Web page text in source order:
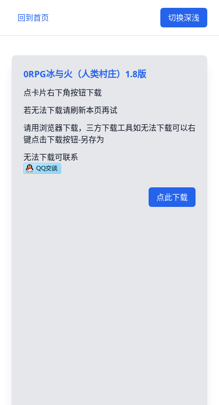
回到首页 切换深浅
0RPG冰与火（人类村庄）1.8版
点卡片右下角按钮下载
若无法下载请刷新本页再试
请用浏览器下载，三方下载工具如无法下载可以右
键点击下载按钮-另存为
无法下载可联系
点此下载